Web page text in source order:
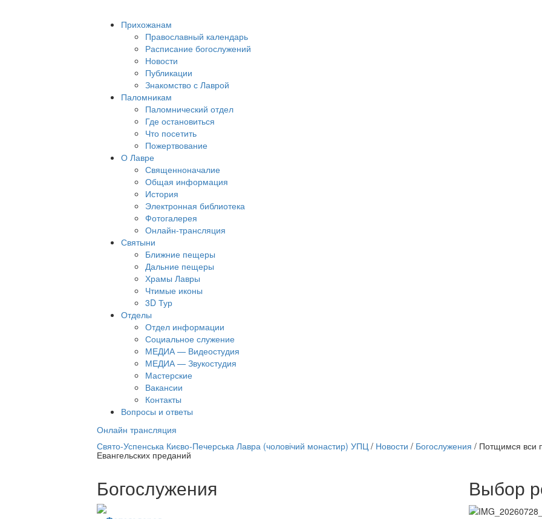
Прихожанам
Православный календарь
Расписание богослужений
Новости
Публикации
Знакомство с Лаврой
Паломникам
Паломнический отдел
Где остановиться
Что посетить
Пожертвование
О Лавре
Священноначалие
Общая информация
История
Электронная библиотека
Фотогалерея
Онлайн-трансляция
Святыни
Ближние пещеры
Дальние пещеры
Храмы Лавры
Чтимые иконы
3D Тур
Отделы
Отдел информации
Социальное служение
МЕДИА — Видеостудия
МЕДИА — Звукостудия
Мастерские
Вакансии
Контакты
Вопросы и ответы
Онлайн трансляция
12 сентября
Онлайн трансляции
12 сентября 2015
12 сентября 2015
Свято-Успенська Києво-Печерська Лавра (чоловічий монастир) УПЦ/ Новости / Богослужения / Потщимся вси
Евангельских преданий
Богослужения Выбор